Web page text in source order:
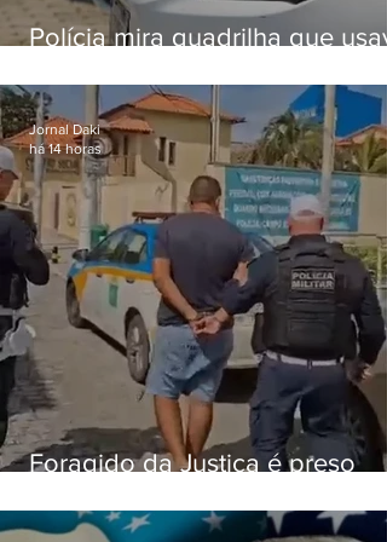
Polícia mira quadrilha que
o Comando Vermelho
Foragido da Justiça é preso
RJ-106, em Maricá
Jornal Daki
há 14 horas